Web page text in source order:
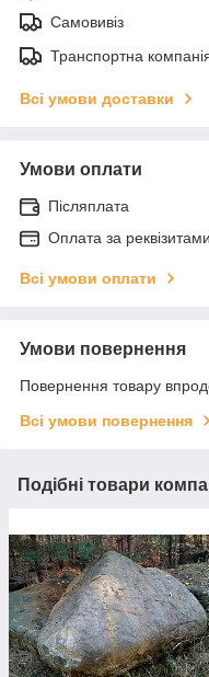
Самовивіз
Транспортна
Всі умови доставки
Умови оплати
Післяплата
Оплата за реквізитами
Всі умови оплати
Умови повернення
Повернення товару
Всі умови повернення
Подібні товари